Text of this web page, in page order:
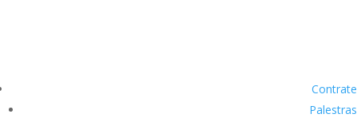
Contrate
Palestras